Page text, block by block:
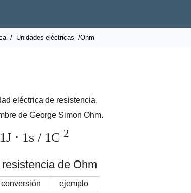
/ Unidades eléctricas /Ohm
eléctrica de resistencia.
de George Simon Ohm.
⋅ 1s / 1C 2
de Ohm
conversión
ejemplo